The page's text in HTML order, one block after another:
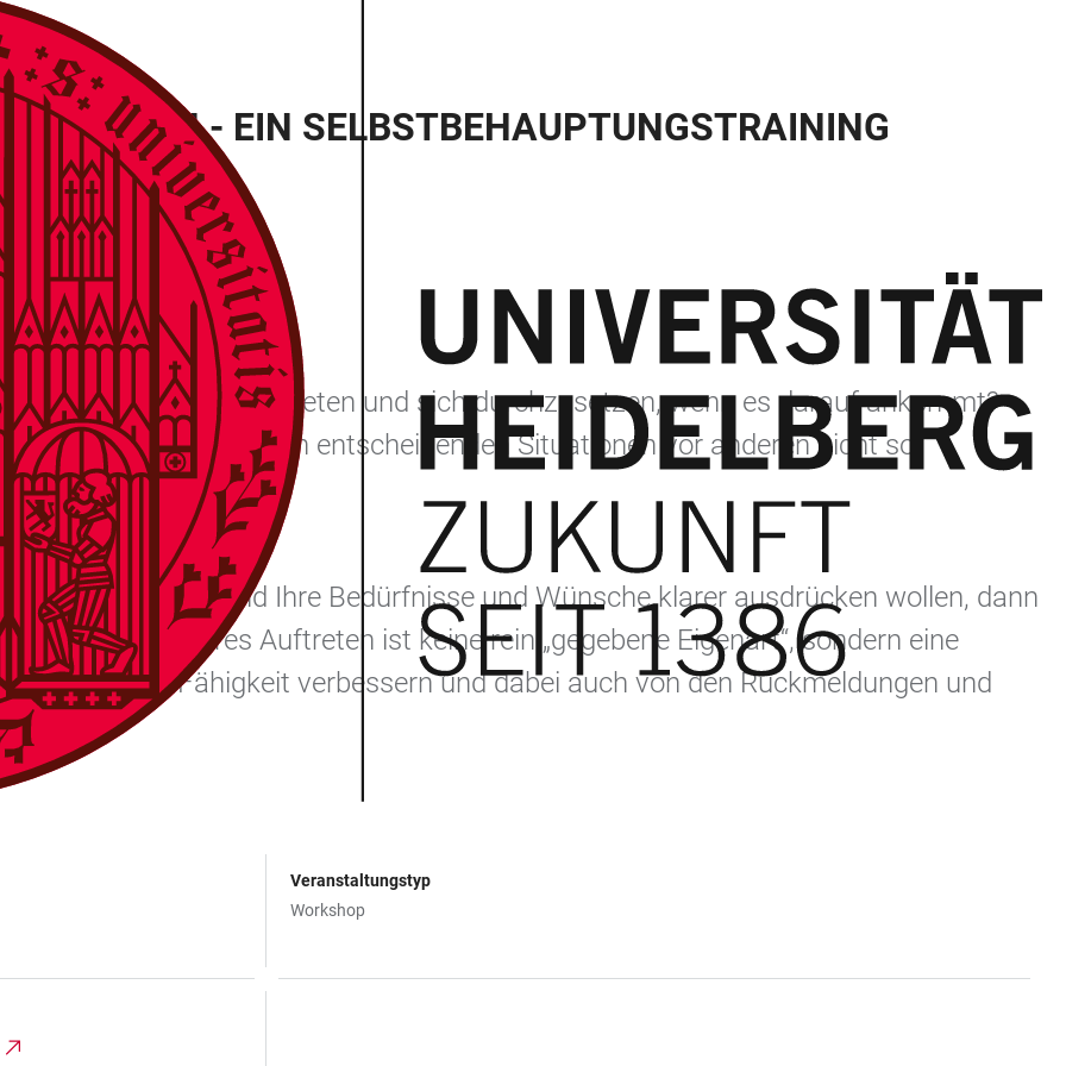
- EIN SELBSTBEHAUPTUNGSTRAINING
Standpunkt zu vertreten und sich durchzusetzen, wenn es darauf ankommt?
zu haben oder sich in entscheidenden Situationen vor anderen nicht so
wirken und Ihre Bedürfnisse und Wünsche klarer ausdrücken wollen, dann
Selbstsicheres Auftreten ist keine rein „gegebene Eigenart“, sondern eine
Sie diese Fähigkeit verbessern und dabei auch von den Rückmeldungen und
Veranstaltungstyp
Workshop